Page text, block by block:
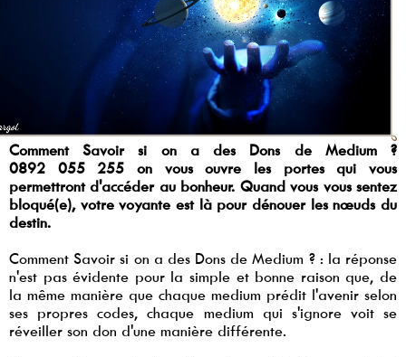
Comment Savoir si on a des Dons de Medium ?
0892 055 255 on vous ouvre les portes qui vous
permettront d'accéder au bonheur. Quand vous vous sentez
bloqué(e), votre voyante est là pour dénouer les nœuds du
destin.
Comment Savoir si on a des Dons de Medium ? : la réponse
n'est pas évidente pour la simple et bonne raison que, de
la même manière que chaque medium prédit l'avenir selon
ses propres codes, chaque medium qui s'ignore voit se
réveiller son don d'une manière différente.